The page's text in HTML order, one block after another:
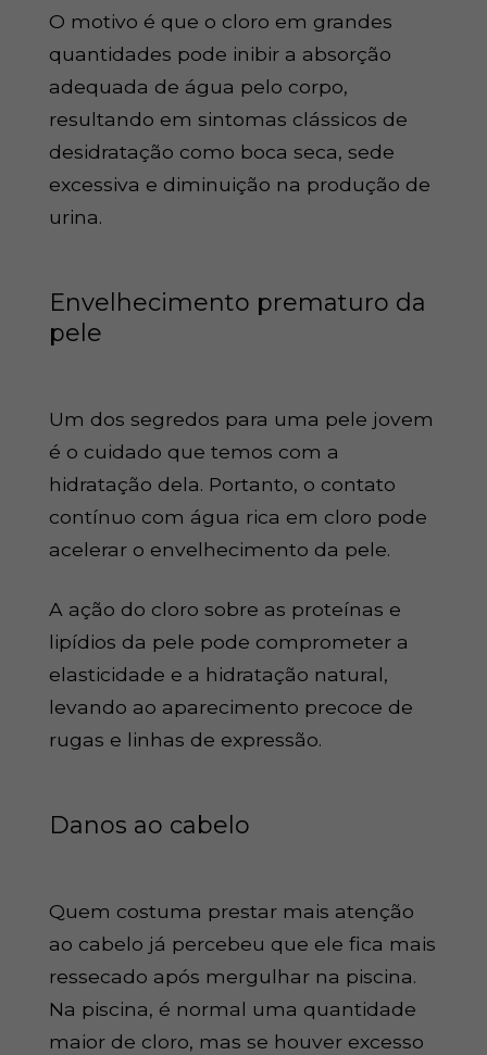
O motivo é que o cloro em grandes
quantidades pode inibir a absorção
adequada de água pelo corpo,
resultando em sintomas clássicos de
desidratação como boca seca, sede
excessiva e diminuição na produção de
urina.
Envelhecimento prematuro da
pele
Um dos segredos para uma pele jovem
é o cuidado que temos com a
hidratação dela. Portanto, o contato
contínuo com água rica em cloro pode
acelerar o envelhecimento da pele.
A ação do cloro sobre as proteínas e
lipídios da pele pode comprometer a
elasticidade e a hidratação natural,
levando ao aparecimento precoce de
rugas e linhas de expressão.
Danos ao cabelo
Quem costuma prestar mais atenção
ao cabelo já percebeu que ele fica mais
ressecado após mergulhar na piscina.
Na piscina, é normal uma quantidade
maior de cloro, mas se houver excesso